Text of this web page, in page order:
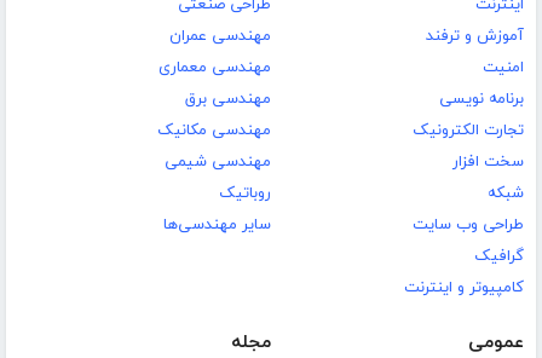
اینترنت
آموزش و ترفند
امنیت
برنامه نویسی
تجارت الکترونیک
سخت افزار
شبکه
طراحی وب سایت
گرافیک
کامپیوتر و اینترنت
طراحی صنعتی
مهندسی عمران
مهندسی معماری
مهندسی برق
مهندسی مکانیک
مهندسی شیمی
روباتیک
سایر مهندسی‌ها
عمومی مجله